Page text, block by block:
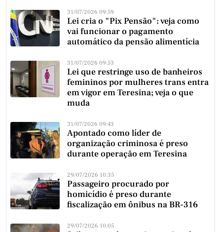
31/07/2026 09:59
Lei cria o "Pix Pensão": veja como
vai funcionar o pagamento
automático da pensão alimentícia
31/07/2026 09:53
Lei que restringe uso de banheiros
femininos por mulheres trans entra
em vigor em Teresina; veja o que
muda
31/07/2026 09:43
Apontado como líder de
organização criminosa é preso
durante operação em Teresina
29/07/2026 10:35
Passageiro procurado por
homicídio é preso durante
fiscalização em ônibus na BR-316
29/07/2026 10:05